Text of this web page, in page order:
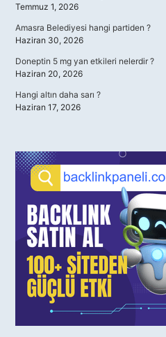
Temmuz 1, 2026
Amasra Belediyesi hangi partiden ?
Haziran 30, 2026
Doneptin 5 mg yan etkileri nelerdir ?
Haziran 20, 2026
Hangi altın daha sarı ?
Haziran 17, 2026